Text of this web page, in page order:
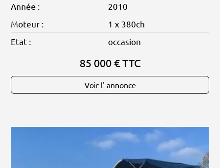
Année :
2010
Moteur :
1 x 380ch
Etat :
occasion
85 000 € TTC
Voir l' annonce